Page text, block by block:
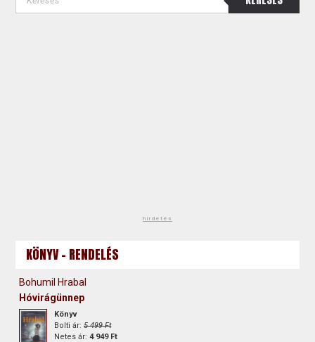
hirdetés
KÖNYV - RENDELÉS
Bohumil Hrabal
Hóvirágünnep
Könyv
Bolti ár:5 499 Ft
Netes ár:4 949 Ft